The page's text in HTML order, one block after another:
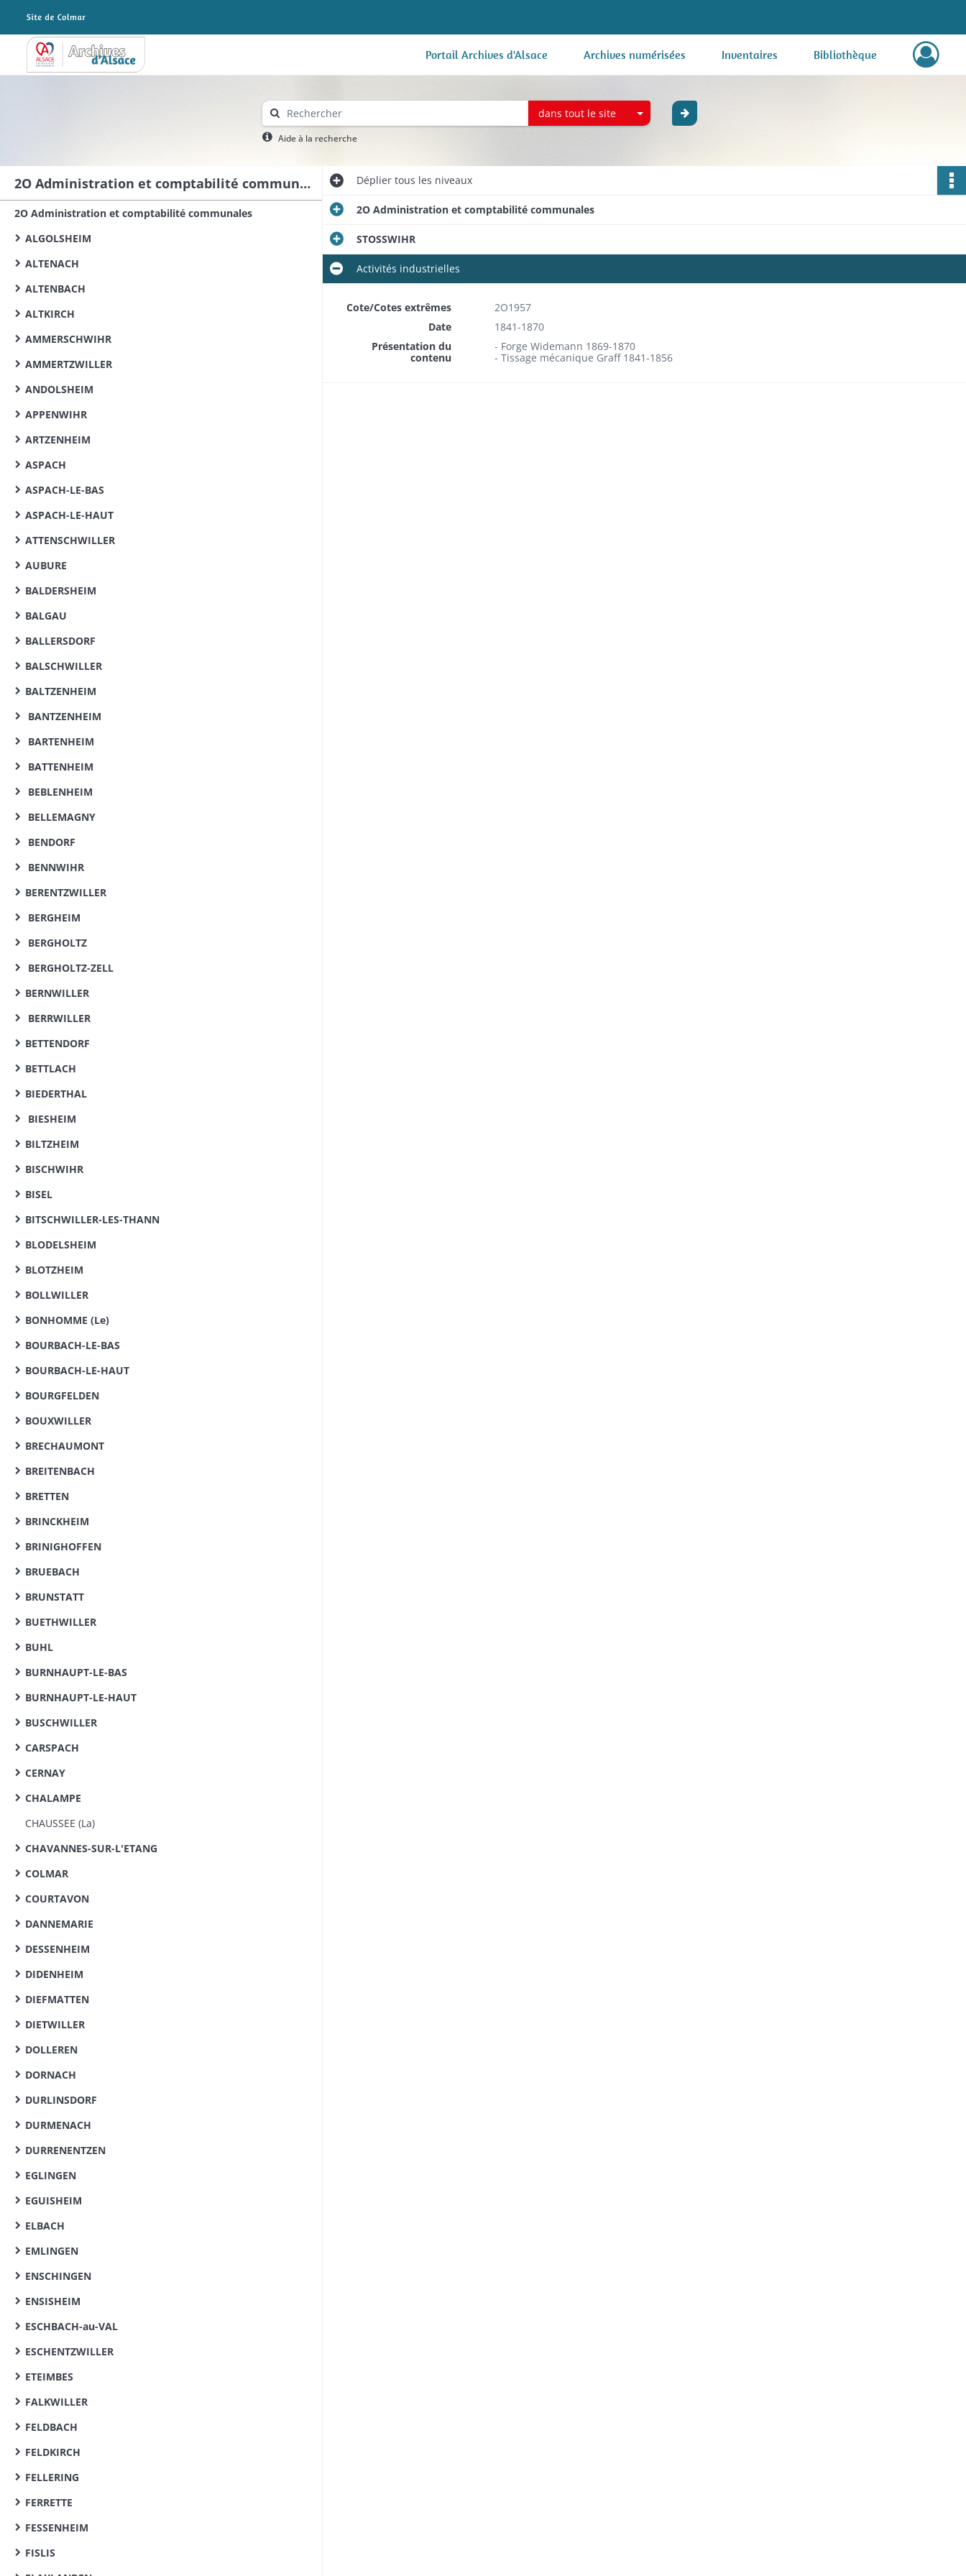
Archives Alsace - Colmar Portail Archives d'Alsace Archives numérisées Inventaires Bibliothèque
dans tout le site
Aide à la recherche
2O Administration et comptabilité communales
2O Administration et comptabilité communales
ALGOLSHEIM
ALTENACH
ALTENBACH
ALTKIRCH
AMMERSCHWIHR
AMMERTZWILLER
ANDOLSHEIM
APPENWIHR
ARTZENHEIM
ASPACH
ASPACH-LE-BAS
ASPACH-LE-HAUT
ATTENSCHWILLER
AUBURE
BALDERSHEIM
BALGAU
BALLERSDORF
BALSCHWILLER
BALTZENHEIM
BANTZENHEIM
BARTENHEIM
BATTENHEIM
BEBLENHEIM
BELLEMAGNY
BENDORF
BENNWIHR
BERENTZWILLER
BERGHEIM
BERGHOLTZ
BERGHOLTZ-ZELL
BERNWILLER
BERRWILLER
BETTENDORF
BETTLACH
BIEDERTHAL
BIESHEIM
BILTZHEIM
BISCHWIHR
BISEL
BITSCHWILLER-LES-THANN
BLODELSHEIM
BLOTZHEIM
BOLLWILLER
BONHOMME (Le)
BOURBACH-LE-BAS
BOURBACH-LE-HAUT
BOURGFELDEN
BOUXWILLER
BRECHAUMONT
BREITENBACH
BRETTEN
BRINCKHEIM
BRINIGHOFFEN
BRUEBACH
BRUNSTATT
BUETHWILLER
BUHL
BURNHAUPT-LE-BAS
BURNHAUPT-LE-HAUT
BUSCHWILLER
CARSPACH
CERNAY
CHALAMPE
CHAUSSEE (La)
CHAVANNES-SUR-L'ETANG
COLMAR
COURTAVON
DANNEMARIE
DESSENHEIM
DIDENHEIM
DIEFMATTEN
DIETWILLER
DOLLEREN
DORNACH
DURLINSDORF
DURMENACH
DURRENENTZEN
EGLINGEN
EGUISHEIM
ELBACH
EMLINGEN
ENSCHINGEN
ENSISHEIM
ESCHBACH-au-VAL
ESCHENTZWILLER
ETEIMBES
FALKWILLER
FELDBACH
FELDKIRCH
FELLERING
FERRETTE
FESSENHEIM
FISLIS
Dépliertous les niveaux
2O Administration et comptabilité communales
STOSSWIHR
Activités industrielles
Cote/Cotes extrêmes
2O1957
Date
1841-1870
Présentation du
contenu
- Forge Widemann 1869-1870
- Tissage mécanique Graff 1841-1856